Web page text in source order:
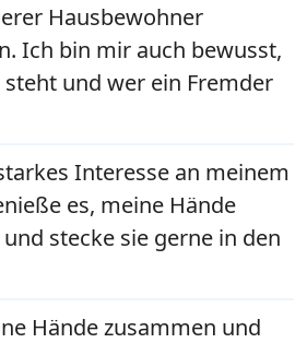
Hausbewohner
Ich bin mir auch bewusst,
und wer ein Fremder
Interesse an meinem
es, meine Hände
stecke sie gerne in den
Hände zusammen und